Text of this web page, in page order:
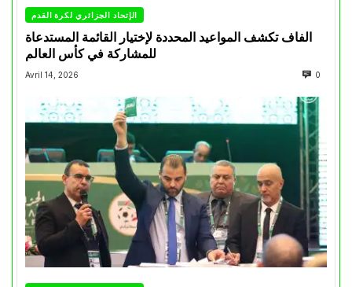
الإتحاد الجزائري لكرة القدم
الفاف تكشف المواعيد المحددة لإختيار القائمة المستدعاة
للمشاركة في كأس العالم
Avril 14, 2026 0